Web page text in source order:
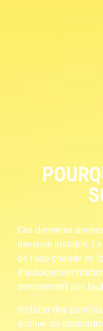
Ces dernières
devenue instable.
de l’eau chaude en
sereinement son
Installer des
évoluer sa